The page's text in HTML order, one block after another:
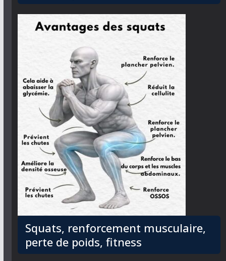
Squats, renforcement musculaire,
perte de poids, fitness